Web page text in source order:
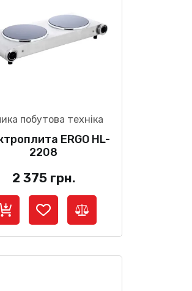
побутова техніка
ERGO HL-
2208
2 375 грн.